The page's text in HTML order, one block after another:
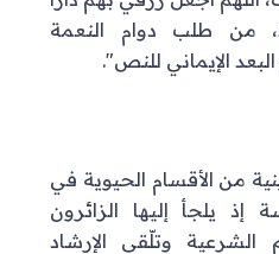
من طلب دوام النعمة
الإيماني للنص".
من الأقسام الحيوية في
إذ يلجأ إليها الزائرون
الشرعية وتلّقي الإرشاد